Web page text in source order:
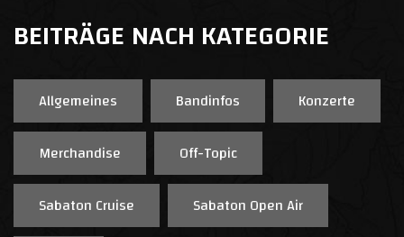
BEITRÄGE NACH KATEGORIE
Allgemeines Bandinfos
Konzerte
Merchandise
Off-Topic
Sabaton Cruise
Sabaton Open Air